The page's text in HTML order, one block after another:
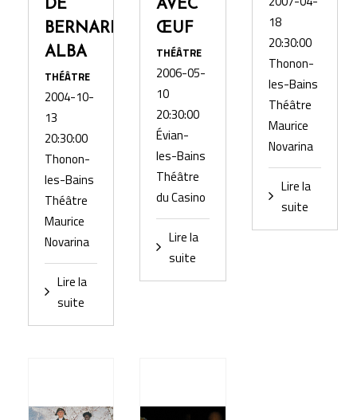
DE
BERNARDA
ALBA
THÉÂTRE
2004-10-
13
20:30:00
Thonon-
les-Bains
Théâtre
Maurice
Novarina
Lire la
suite
AVEC
ŒUF
THÉÂTRE
2006-05-
10
20:30:00
Évian-
les-Bains
Théâtre
du Casino
Lire la
suite
18
20:30:00
Thonon-
les-Bains
Théâtre
Maurice
Novarina
Lire la
suite